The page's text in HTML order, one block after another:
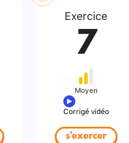
Exercice
7
Moyen
Corrigé vidéo
s'exercer